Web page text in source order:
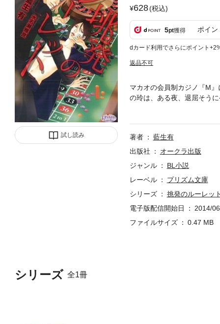
試し読み
628(税込)
5pt獲得 ポイン
dカード利用でさらにポイント
返品不可
シリーズ 全1冊
マカオの会員制カジノ『M
の玲は、ある夜、退屈そう
著者
藍生有
出版社
オークラ出版
ジャンル
BL小説
レーベル
プリズム文庫
シリーズ
挑発のルーレッ
電子版配信開始日
2014/
ファイルサイズ
0.47 MB